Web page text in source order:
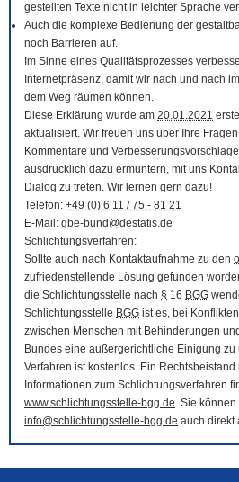
gestellten Texte nicht in leichter Sprache
Auch die komplexe Bedienung der
noch Barrieren auf.
Im Sinne eines Qualitätsprozesses
Internetpräsenz, damit wir nach und nach
dem Weg räumen können.
Diese Erklärung wurde am 20.01.2021
aktualisiert. Wir freuen uns über Ihre
Kommentare und
ausdrücklich dazu ermuntern, mit uns
Dialog zu treten. Wir lernen gern dazu!
Telefon: +49 (0) 6 11 / 75 - 81 21
E-Mail : gbe-bund@destatis.de
Schlichtungsverfahren:
Sollte auch nach Kontaktaufnahme zu den
zufriedenstellende Lösung gefunden
die Schlichtungsstelle nach § 16 BGG
Schlichtungsstelle BGG ist es, bei
zwischen Menschen mit Behinderungen
Bundes eine außergerichtliche Einigung zu
Verfahren ist kostenlos. Ein
Informationen zum Schlichtungsverfahren
www.schlichtungsstelle-bgg.de. Sie
info@schlichtungsstelle-bgg.de auch direkt